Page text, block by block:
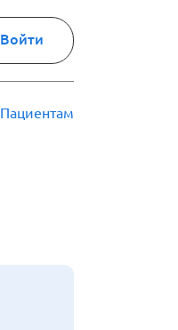
Войти
Пациентам